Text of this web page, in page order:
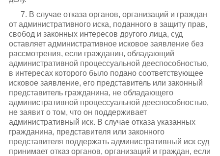
7. В случае отказа органов, организаций и граждан
от административного иска, поданного в защиту прав,
свобод и законных интересов другого лица, суд
оставляет административное исковое заявление без
рассмотрения, если гражданин, обладающий
административной процессуальной дееспособностью,
в интересах которого было подано соответствующее
исковое заявление, его представитель или законный
представитель гражданина, не обладающего
административной процессуальной дееспособностью,
не заявит о том, что он поддерживает
административный иск. В случае отказа указанных
гражданина, представителя или законного
представителя поддержать административный иск суд
принимает отказ органов, организаций и граждан, если